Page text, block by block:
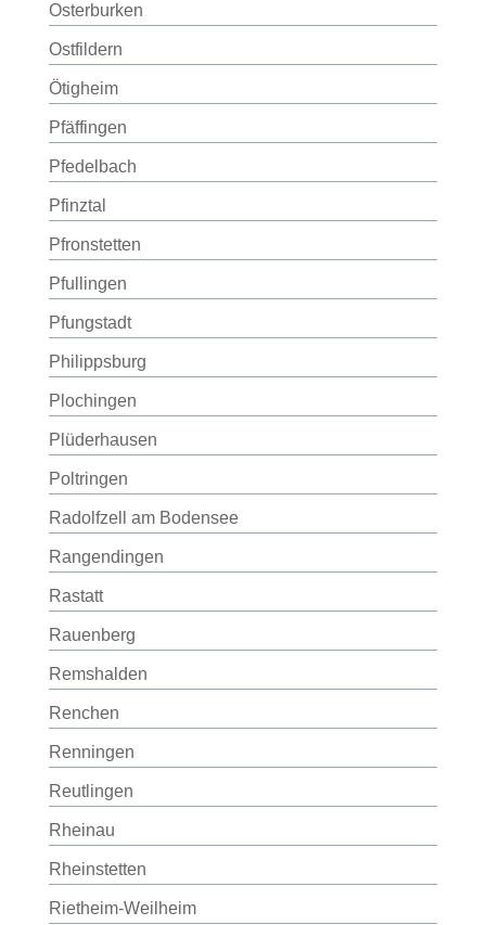
Osterburken
Ostfildern
Ötigheim
Pfäffingen
Pfedelbach
Pfinztal
Pfronstetten
Pfullingen
Pfungstadt
Philippsburg
Plochingen
Plüderhausen
Poltringen
Radolfzell am Bodensee
Rangendingen
Rastatt
Rauenberg
Remshalden
Renchen
Renningen
Reutlingen
Rheinau
Rheinstetten
Rietheim-Weilheim